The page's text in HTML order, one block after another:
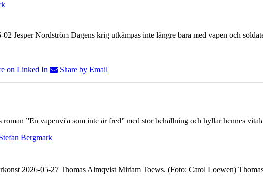
Jesper Nordström Dagens krig utkämpas inte längre bara med vapen och
on Linked In Share by Email
”En vapenvila som inte är fred” med stor behållning och hyllar hennes
Bergmark
2026-05-27 Thomas Almqvist Miriam Toews. (Foto: Carol Loewen)